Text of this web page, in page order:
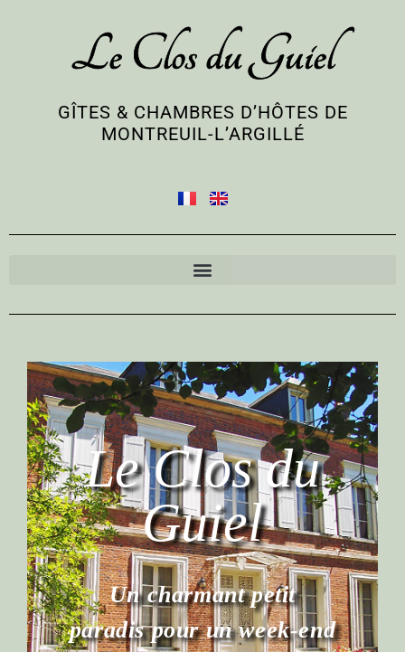
Le Clos du Guiel
GÎTES & CHAMBRES D’HÔTES DE
MONTREUIL-L’ARGILLÉ